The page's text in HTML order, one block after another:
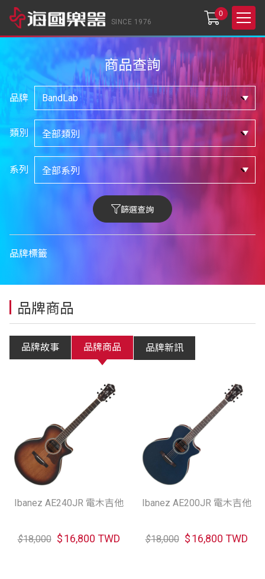
SINCE 1976
0
商品查詢
品牌
類別
系列
篩選查詢
品牌標籤
品牌商品
品牌故事 品牌商品 品牌新訊
Ibanez AE240JR 電木吉他
$18,000 $16,800 TWD
Ibanez AE200JR 電木吉他
$18,000 $16,800 TWD